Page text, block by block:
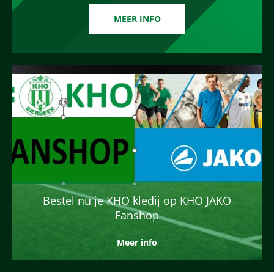
MEER INFO
Bestel nu je KHO kledij op KHO JAKO
Fanshop
Meer info